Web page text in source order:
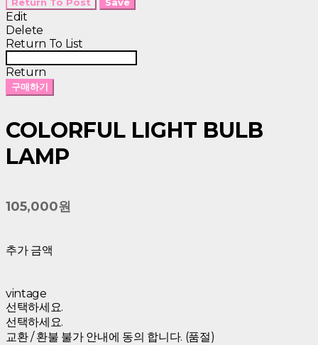
Return To Post Save
Edit
Delete
Return To List
Return
구매하기
COLORFUL LIGHT BULB
LAMP
105,000원
추가 금액
vintage
선택하세요.
선택하세요.
교환 / 환불 불가 안내에 동의 합니다. (품절)